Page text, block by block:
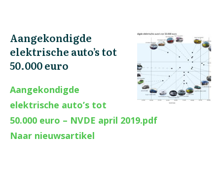
Aangekondigde
elektrische auto’s tot
50.000 euro
Aangekondigde
elektrische auto’s tot
50.000 euro – NVDE april 2019.pdf
Naar nieuwsartikel